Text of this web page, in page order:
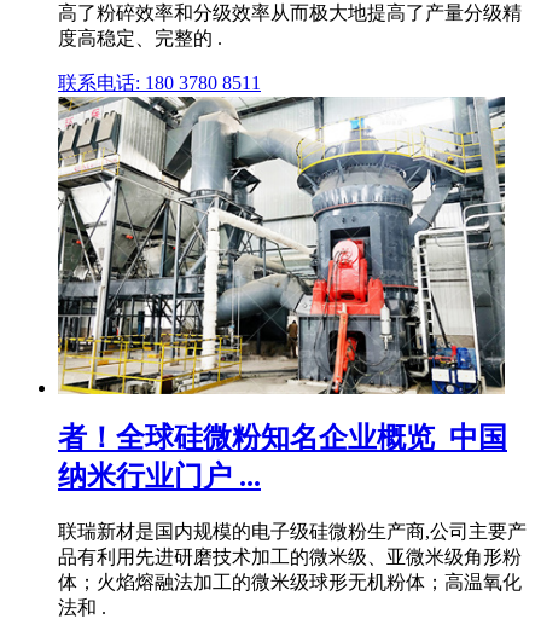
高了粉碎效率和分级效率从而极大地提高了产量分级精
度高稳定、完整的 .
联系电话: 180 3780 8511
者！全球硅微粉知名企业概览_中国
纳米行业门户 ...
联瑞新材是国内规模的电子级硅微粉生产商,公司主要产
品有利用先进研磨技术加工的微米级、亚微米级角形粉
体；火焰熔融法加工的微米级球形无机粉体；高温氧化
法和 .